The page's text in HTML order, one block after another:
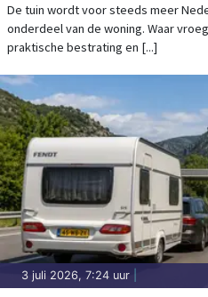
De tuin wordt voor steeds meer
onderdeel van de woning. Waar
praktische bestrating en [...]
3 juli 2026, 7:24 uur